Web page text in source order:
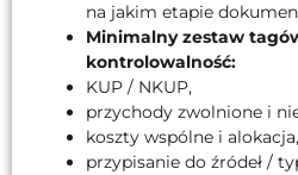
na jakim etapie
Minimalny zestaw
kontrolowalność:
KUP / NKUP,
przychody zwolnione i
koszty wspólne i alokacja,
przypisanie do źródeł /